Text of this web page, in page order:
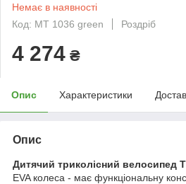
Немає в наявності
Код: MT 1036 green
Роздріб
4 274 ₴
Опис Характеристики
Опис
Дитячий триколісний велосипед
EVA колеса - має функціональну